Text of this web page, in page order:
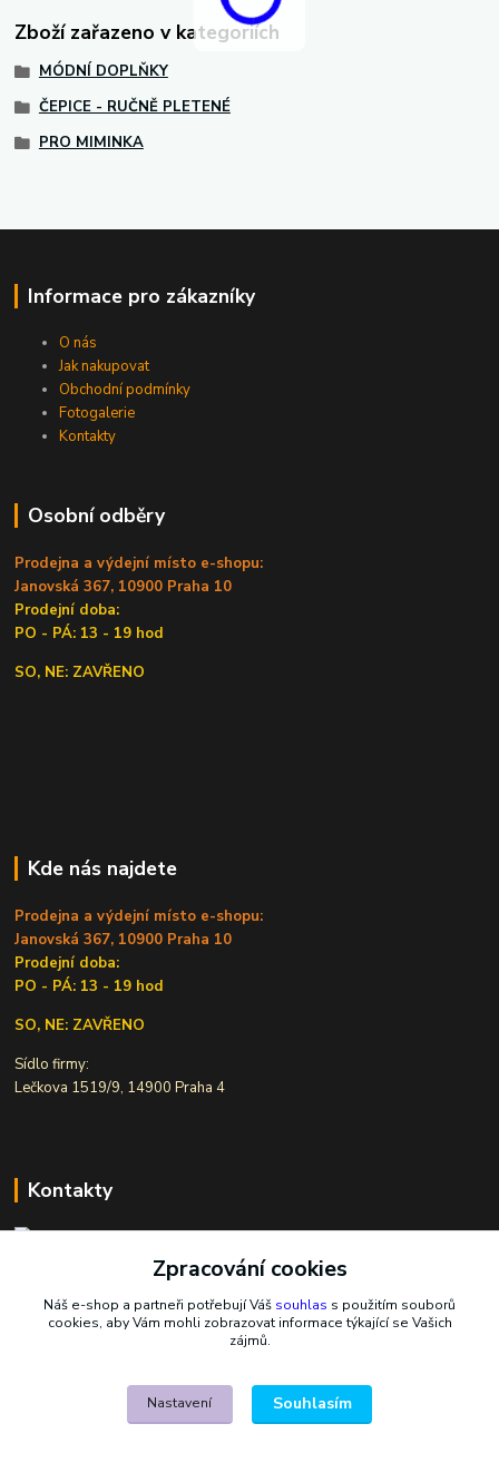
Zboží zařazeno v kategoriích
MÓDNÍ DOPLŇKY
ČEPICE - RUČNĚ PLETENÉ
PRO MIMINKA
Informace pro zákazníky
O nás
Jak nakupovat
Obchodní podmínky
Fotogalerie
Kontakty
Osobní odběry
Prodejna a výdejní místo e-shopu:
Janovská 367, 10900 Praha 10
Prodejní doba:
PO - PÁ: 13 - 19 hod
SO, NE: ZAVŘENO
Kde nás najdete
Prodejna a výdejní místo e-shopu:
Janovská 367, 10900 Praha 10
Prodejní doba:
PO - PÁ: 13 - 19 hod
SO, NE: ZAVŘENO
Sídlo firmy:
Lečkova 1519/9, 14900 Praha 4
Kontakty
Ivana Šiková
+420 607 146 238
Po-Pá, 8-18 hod.
Zpracování cookies
Náš e-shop a partneři potřebují Váš souhlas s použitím souborů
cookies, aby Vám mohli zobrazovat informace týkající se Vašich
zájmů.
Nastavení Souhlasím